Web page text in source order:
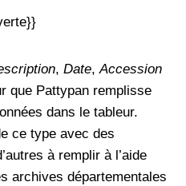
, Date,Accession
que Pattypan remplisse
dans le tableur.
ce type avec des
à remplir à l’aide
archives départementales